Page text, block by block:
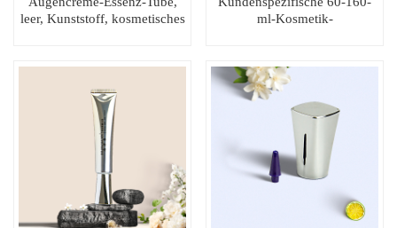
leer, Kunststoff, kosmetisches
Applikator
ml-Kosmetik-